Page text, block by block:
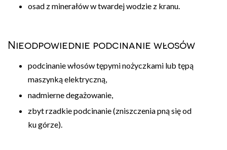
osad z minerałów w twardej wodzie z kranu.
Nieodpowiednie podcinanie włosów
podcinanie włosów tępymi nożyczkami lub tępą
maszynką elektryczną,
nadmierne degażowanie,
zbyt rzadkie podcinanie (zniszczenia pną się od
ku górze).